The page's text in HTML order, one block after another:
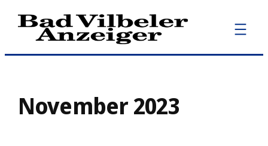
Zum
Inhalt
November 2023